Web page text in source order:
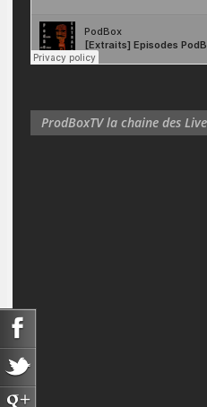
ProdBoxTV la chaine des